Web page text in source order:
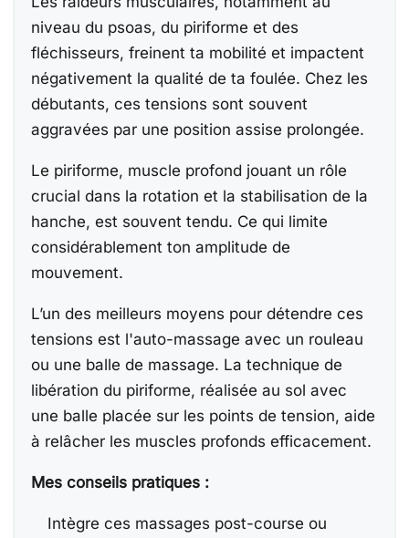
niveau du psoas, du piriforme et des
fléchisseurs, freinent ta mobilité et impactent
négativement la qualité de ta foulée. Chez les
débutants, ces tensions sont souvent
aggravées par une position assise prolongée.
Le piriforme, muscle profond jouant un rôle
crucial dans la rotation et la stabilisation de la
hanche, est souvent tendu. Ce qui limite
considérablement ton amplitude de
mouvement.
L’un des meilleurs moyens pour détendre ces
tensions est l'auto-massage avec un rouleau
ou une balle de massage. La technique de
libération du piriforme, réalisée au sol avec
une balle placée sur les points de tension, aide
à relâcher les muscles profonds efficacement.
Mes conseils pratiques :
Intègre ces massages post-course ou